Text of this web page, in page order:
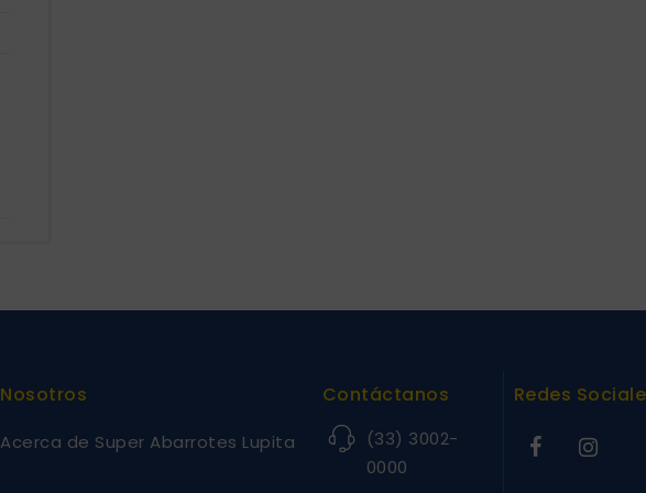
Nosotros
Acerca de Super Abarrotes Lupita
Contáctanos
(33) 3002-
0000
Redes